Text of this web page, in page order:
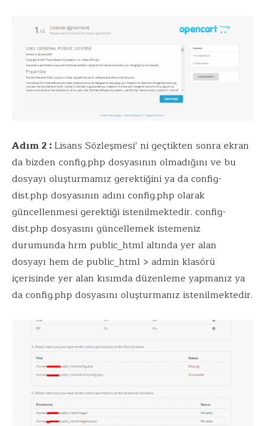
Adım 2 :Lisans Sözleşmesi’ ni geçtikten sonra ekran
da bizden config.php dosyasının olmadığını ve bu
dosyayı oluşturmamız gerektiğini ya da config-
dist.php dosyasının adını config.php olarak
güncellenmesi gerektiği istenilmektedir. config-
dist.php dosyasını güncellemek istemeniz
durumunda hrm public_html altında yer alan
dosyayı hem de public_html > admin klasörü
içerisinde yer alan kısımda düzenleme yapmanız ya
da config.php dosyasını oluşturmanız istenilmektedir.